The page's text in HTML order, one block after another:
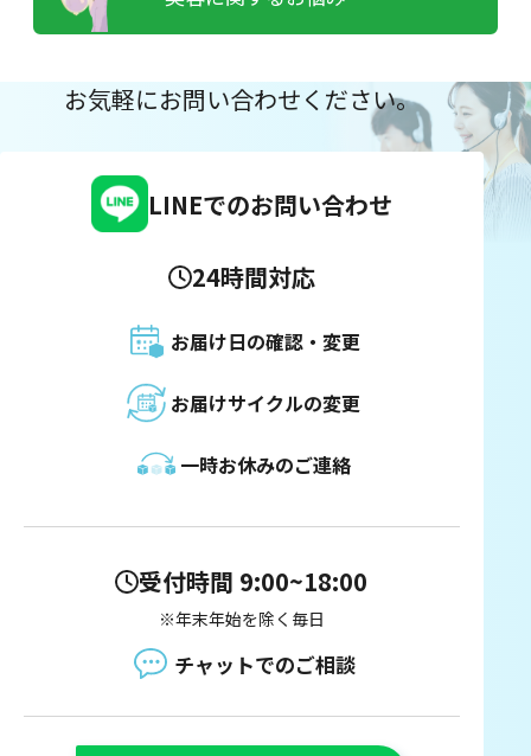
お気軽にお問い合わせください。
LINEでのお問い合わせ
24時間対応
お届け日の確認・変更
お届けサイクルの変更
一時お休みのご連絡
受付時間 9:00~18:00
※年末年始を除く毎日
チャットでのご相談